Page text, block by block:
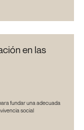
en las
fundar una adecuada
social